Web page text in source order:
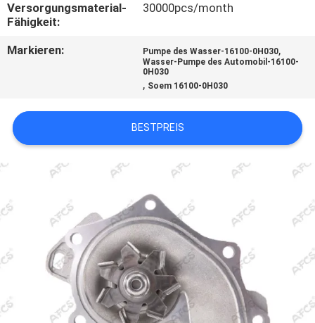
ANGEBOT
ANFORDERN
DATENSCHUTZERKLÄRUNG
Versorgungsmaterial-
Fähigkeit:
30000pcs/month
Markieren: Pumpe des Wasser-16100-0H030,
Wasser-Pumpe des Automobil-16100-
0H030
, Soem 16100-0H030
BESTPREIS